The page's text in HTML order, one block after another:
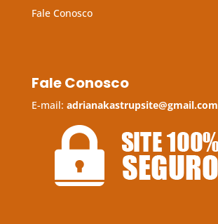
Fale Conosco
Fale Conosco
E-mail: adrianakastrupsite@gmail.com